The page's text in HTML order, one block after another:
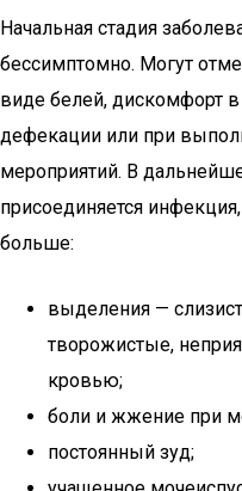
Начальная стадия
бессимптомно. Могут
виде белей, дискомфорт
дефекации или при
мероприятий. В
присоединяется
больше:
выделения —
творожистые,
кровью;
боли и жжение при
постоянный зуд;